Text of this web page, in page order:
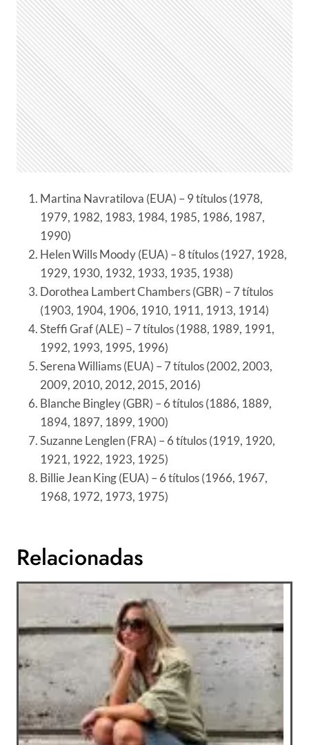
Martina Navratilova (EUA) – 9 títulos (1978,
1979, 1982, 1983, 1984, 1985, 1986, 1987,
1990)
Helen Wills Moody (EUA) – 8 títulos (1927, 1928,
1929, 1930, 1932, 1933, 1935, 1938)
Dorothea Lambert Chambers (GBR) – 7 títulos
(1903, 1904, 1906, 1910, 1911, 1913, 1914)
Steffi Graf (ALE) – 7 títulos (1988, 1989, 1991,
1992, 1993, 1995, 1996)
Serena Williams (EUA) – 7 títulos (2002, 2003,
2009, 2010, 2012, 2015, 2016)
Blanche Bingley (GBR) – 6 títulos (1886, 1889,
1894, 1897, 1899, 1900)
Suzanne Lenglen (FRA) – 6 títulos (1919, 1920,
1921, 1922, 1923, 1925)
Billie Jean King (EUA) – 6 títulos (1966, 1967,
1968, 1972, 1973, 1975)
Relacionadas